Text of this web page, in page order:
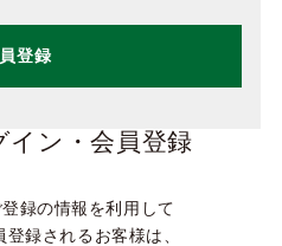
登録
ン・会員登録
録の情報を利用して
録されるお客様は、